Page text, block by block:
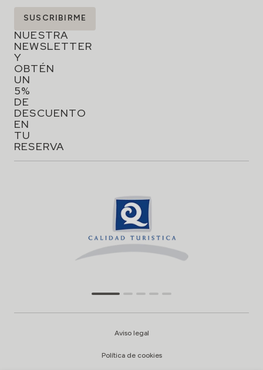
SUSCRÍBETE
NUESTRA
NEWSLETTER
Y
OBTÉN
UN
5%
DE
DESCUENTO
EN
TU
RESERVA
SUSCRIBIRME
Aviso legal
Política de cookies